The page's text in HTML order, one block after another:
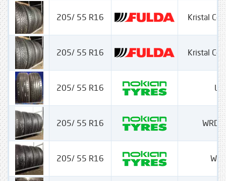
205/ 55 R16 Kristal
205/ 55 R16 Kristal
205/ 55 R16
205/ 55 R16 WRD
205/ 55 R16